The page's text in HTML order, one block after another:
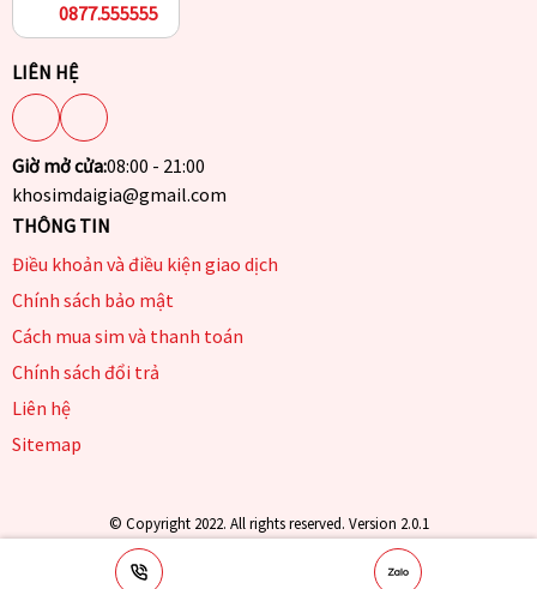
0877.555555
LIÊN HỆ
Giờ mở cửa:08:00 - 21:00
khosimdaigia@gmail.com
THÔNG TIN
Điều khoản và điều kiện giao dịch
Chính sách bảo mật
Cách mua sim và thanh toán
Chính sách đổi trả
Liên hệ
Sitemap
© Copyright 2022. All rights reserved. Version 2.0.1